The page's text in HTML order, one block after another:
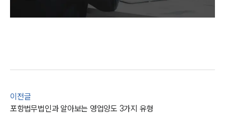
이전글
포항법무법인과 알아보는 영업양도 3가지 유형